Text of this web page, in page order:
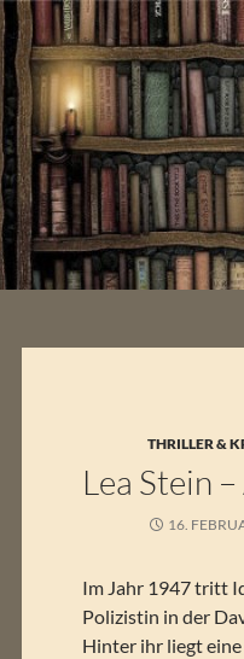
THRILLER &
Lea Stein
16.
Im Jahr 1947 tritt
Polizistin in der
Hinter ihr liegt